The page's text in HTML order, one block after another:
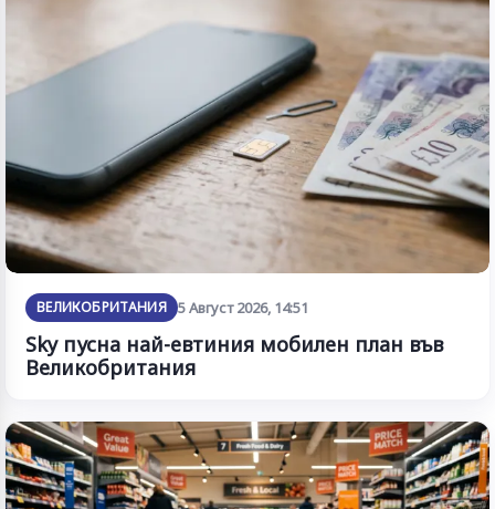
ВЕЛИКОБРИТАНИЯ 5 Август 2026, 14:51
Sky пусна най-евтиния мобилен план във
Великобритания